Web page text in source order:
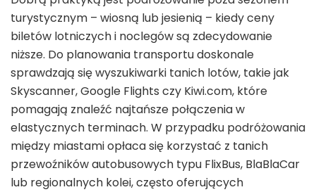
turystycznym – wiosną lub jesienią – kiedy ceny
biletów lotniczych i noclegów są zdecydowanie
niższe. Do planowania transportu doskonale
sprawdzają się wyszukiwarki tanich lotów, takie jak
Skyscanner, Google Flights czy Kiwi.com, które
pomagają znaleźć najtańsze połączenia w
elastycznych terminach. W przypadku podróżowania
między miastami opłaca się korzystać z tanich
przewoźników autobusowych typu FlixBus, BlaBlaCar
lub regionalnych kolei, często oferujących